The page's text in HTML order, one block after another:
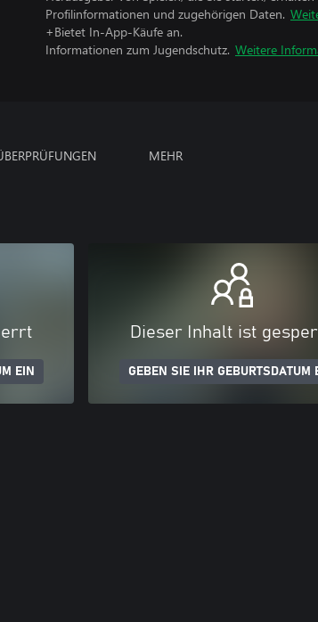
Profilinformationen und zugehörigen Daten.
+Bietet In-App-Käufe an.
Informationen zum Jugendschutz. Weitere
MEHR
EIN
Dieser Inhalt ist
GEBEN SIE IHR GEBURTSDATUM